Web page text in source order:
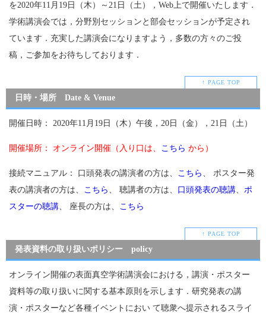
を2020年11月19日（木）～21日（土），Web上で開催いたします．
学術講演会では，分野別セッションと部会セッションが予定され
ています．充実した講演会になりますよう，多数の方々のご投
稿，ご参加をお待ちしております．
↑ PAGE TOP
日時・場所 Date & Venue
開催日時： 2020年11月19日（木）午後，20日（金），21日（土）
開催場所： オンライン開催（入り口は、 こちら から）
接続マニュアル： 口頭発表の講演者の方は、 こちら 、 ポスター発
表の講演者の方は、 こちら 、 聴講者の方は、 口頭発表の聴講、 ポ
スターの聴講、 座長の方は、 こちら
↑ PAGE TOP
発表資料の取り扱いポリシー policy
オンライン開催の表面真空学術講演会における，講演・ポスター
資料等の取り扱いに関する基本原則を示します．研究発表の講
演・ポスターなど各種イベントにおい て聴衆へ提示されるスライ